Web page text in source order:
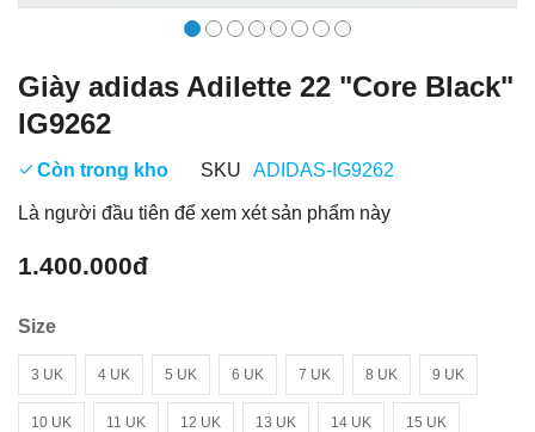
Giày adidas Adilette 22 "Core Black"
IG9262
Còn trong kho SKU ADIDAS-IG9262
Là người đầu tiên để xem xét sản phẩm này
1.400.000đ
Size
3 UK 4 UK 5 UK 6 UK 7 UK 8 UK 9 UK
10 UK 11 UK 12 UK 13 UK 14 UK 15 UK